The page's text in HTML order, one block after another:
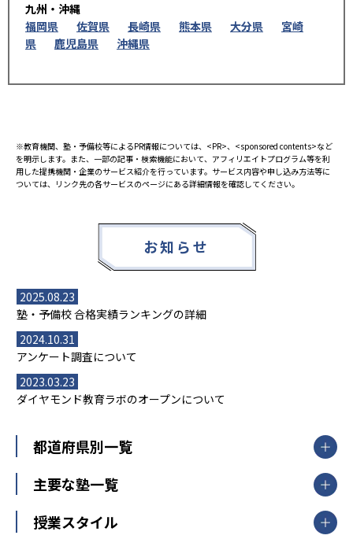
九州・沖縄
福岡県
佐賀県 長崎県 熊本県 大分県
宮崎
県
鹿児島県 沖縄県
※教育機関、塾・予備校等によるPR情報については、<PR>、<sponsored contents>など
を明示します。また、一部の記事・検索機能において、アフィリエイトプログラム等を利
用した提携機関・企業のサービス紹介を行っています。サービス内容や申し込み方法等に
ついては、リンク先の各サービスのページにある詳細情報を確認してください。
お知らせ
2025.08.23
塾・予備校 合格実績ランキングの詳細
2024.10.31
アンケート調査について
2023.03.23
ダイヤモンド教育ラボのオープンについて
都道府県別一覧
北海道・東北
山形県
福島県
主要な塾一覧
【掲載塾一覧を見る】
授業スタイル